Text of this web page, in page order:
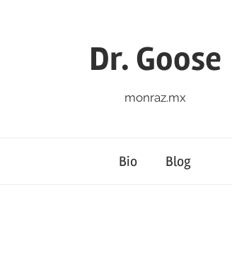
Dr. Goose
monraz.mx
Bio Blog